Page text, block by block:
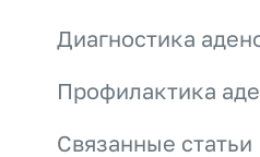
Диагностика
Профилактика
Связанные статьи